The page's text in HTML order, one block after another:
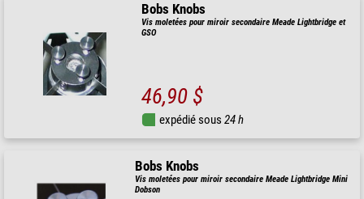
Bobs Knobs
Vis moletées pour miroir secondaire Meade Lightbridge et
GSO
46,90 $
expédié sous 24 h
Bobs Knobs
Vis moletées pour miroir secondaire Meade Lightbridge Mini
Dobson